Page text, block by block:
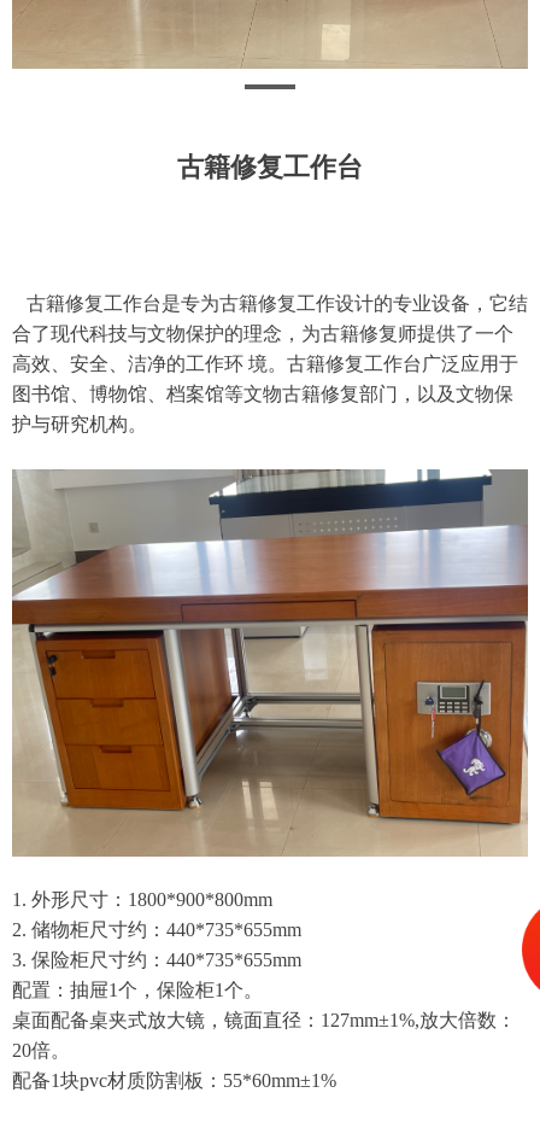
古籍修复工作台
古籍修复工作台是专为古籍修复工作设计的专业设备，它结
合了现代科技与文物保护的理念，为古籍修复师提供了一个
高效、安全、洁净的工作环 境。古籍修复工作台广泛应用于
图书馆、博物馆、档案馆等文物古籍修复部门，以及文物保
护与研究机构。
1. 外形尺寸：1800*900*800mm
2. 储物柜尺寸约：440*735*655mm
3. 保险柜尺寸约：440*735*655mm
配置：抽屉1个，保险柜1个。
桌面配备桌夹式放大镜，镜面直径：127mm±1%,放大倍数：
20倍。
配备1块pvc材质防割板：55*60mm±1%